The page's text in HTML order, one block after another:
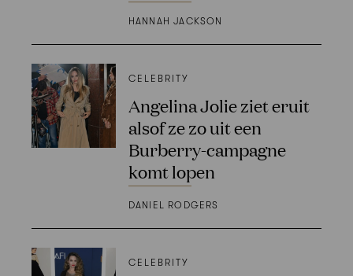
HANNAH JACKSON
CELEBRITY
Angelina Jolie ziet eruit
alsof ze zo uit een
Burberry-campagne
komt lopen
DANIEL RODGERS
CELEBRITY